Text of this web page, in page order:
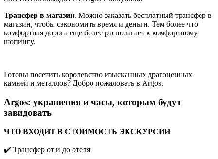
Трансфер в магазин. Можно заказать бесплатный трансфер в
магазин, чтобы сэкономить время и деньги. Тем более что
комфортная дорога еще более располагает к комфортному
шопингу.
Готовы посетить королевство изысканных драгоценных
камней и металлов? Добро пожаловать в Argos.
Argos: украшения и часы, которым будут
завидовать
ЧТО ВХОДИТ В СТОИМОСТЬ ЭКСКУРСИИ
✔️ Трансфер от и до отеля